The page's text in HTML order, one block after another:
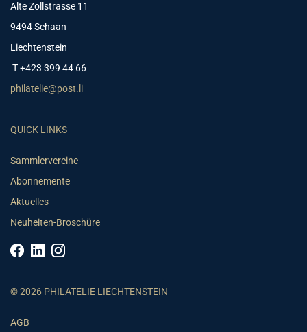
Alte Zollstrasse 11
9494 Schaan
Liechtenstein
T +423 399 44 66
philatelie@post.li
QUICK LINKS
Sammlervereine
Abonnemente
Aktuelles
Neuheiten-Broschüre
© 2026 PHILATELIE LIECHTENSTEIN
AGB